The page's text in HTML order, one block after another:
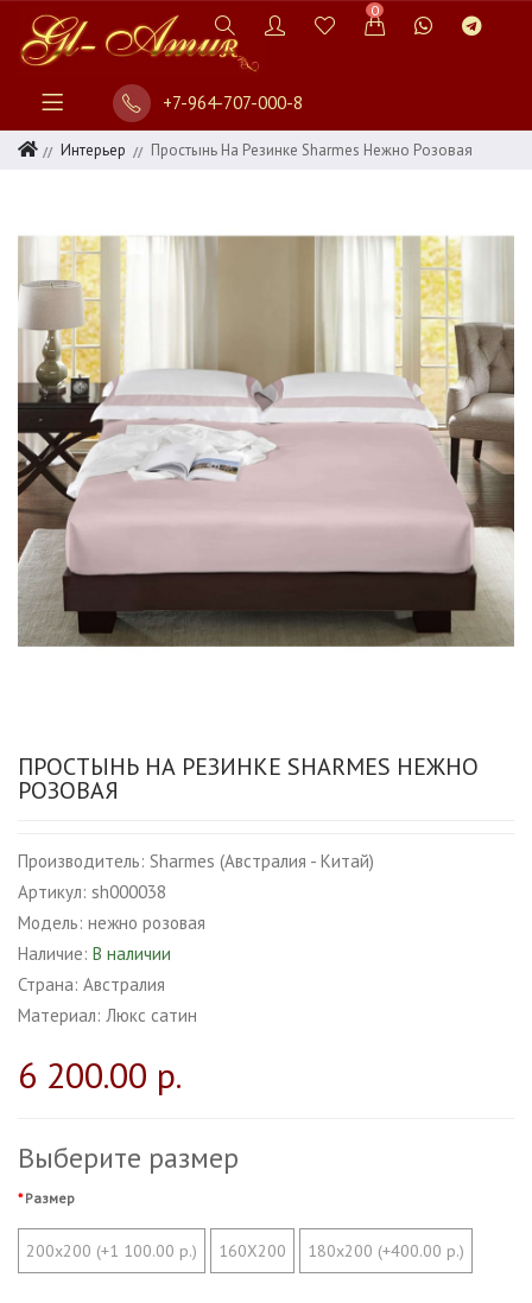
0
+7-964-707-000-8
Интерьер Простынь На Резинке Sharmes Нежно Розовая
ПРОСТЫНЬ НА РЕЗИНКЕ SHARMES НЕЖНО
РОЗОВАЯ
Производитель: Sharmes (Австралия - Китай)
Артикул: sh000038
Модель: нежно розовая
Наличие: В наличии
Страна: Австралия
Материал: Люкс сатин
6 200.00 р.
Выберите размер
Размер
200х200 (+1 100.00 р.) 160Х200 180х200 (+400.00 р.)